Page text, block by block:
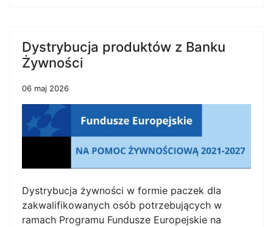
Dystrybucja produktów z Banku
Żywności
06 maj 2026
Dystrybucja żywności w formie paczek dla
zakwalifikowanych osób potrzebujących w
ramach Programu Fundusze Europejskie na